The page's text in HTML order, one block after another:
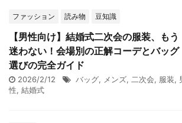
ファッション 読み物 豆知識
【男性向け】結婚式二次会の服装、もう
迷わない！会場別の正解コーデとバッグ
選びの完全ガイド
2026/2/12 バッグ, メンズ, 二次会, 服装,
性, 結婚式